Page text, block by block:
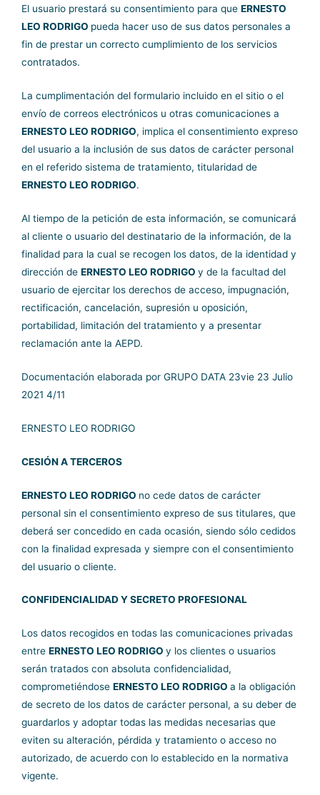
El usuario prestará su consentimiento para que ERNESTO
LEO RODRIGO pueda hacer uso de sus datos personales a
fin de prestar un correcto cumplimiento de los servicios
contratados.
La cumplimentación del formulario incluido en el sitio o el
envío de correos electrónicos u otras comunicaciones a
ERNESTO LEO RODRIGO, implica el consentimiento expreso
del usuario a la inclusión de sus datos de carácter personal
en el referido sistema de tratamiento, titularidad de
ERNESTO LEO RODRIGO.
Al tiempo de la petición de esta información, se comunicará
al cliente o usuario del destinatario de la información, de la
finalidad para la cual se recogen los datos, de la identidad y
dirección de ERNESTO LEO RODRIGO y de la facultad del
usuario de ejercitar los derechos de acceso, impugnación,
rectificación, cancelación, supresión u oposición,
portabilidad, limitación del tratamiento y a presentar
reclamación ante la AEPD.
Documentación elaborada por GRUPO DATA 23vie 23 Julio
2021 4/11
ERNESTO LEO RODRIGO
CESIÓN A TERCEROS
ERNESTO LEO RODRIGO no cede datos de carácter
personal sin el consentimiento expreso de sus titulares, que
deberá ser concedido en cada ocasión, siendo sólo cedidos
con la finalidad expresada y siempre con el consentimiento
del usuario o cliente.
CONFIDENCIALIDAD Y SECRETO PROFESIONAL
Los datos recogidos en todas las comunicaciones privadas
entre ERNESTO LEO RODRIGO y los clientes o usuarios
serán tratados con absoluta confidencialidad,
comprometiéndose ERNESTO LEO RODRIGO a la obligación
de secreto de los datos de carácter personal, a su deber de
guardarlos y adoptar todas las medidas necesarias que
eviten su alteración, pérdida y tratamiento o acceso no
autorizado, de acuerdo con lo establecido en la normativa
vigente.